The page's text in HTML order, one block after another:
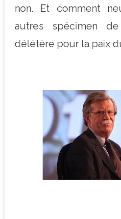
non. Et comment
autres spécimen
délétère pour la paix